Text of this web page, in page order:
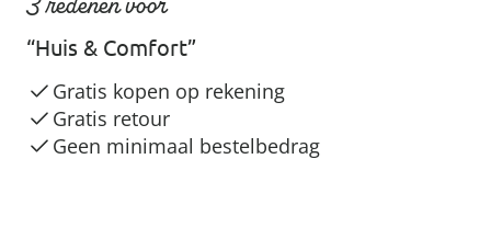
“Huis & Comfort”
Gratis kopen op rekening
Gratis retour
Geen minimaal bestelbedrag